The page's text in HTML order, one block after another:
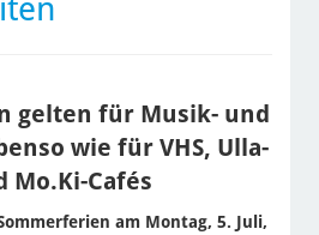
gelten für Musik- und
wie für VHS, Ulla-
Mo.Ki-Cafés
am Montag, 5. Juli,